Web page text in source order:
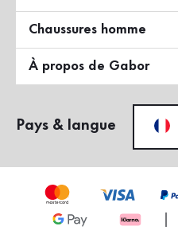
Chaussures homme
À propos de Gabor
Pays & langue